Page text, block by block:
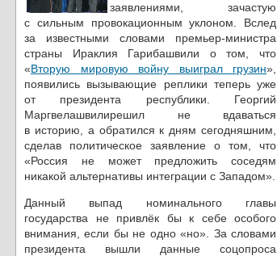
заявлениями, зачастую
с сильным провокационным уклоном. Вслед
за известными словами премьер-министра
страны Ираклия Гарибашвили о том, что
«Вторую мировую войну выиграл грузин»,
появились вызывающие реплики теперь уже
от президента республики. Георгий
Маргвелашвилирешил не вдаваться
в историю, а обратился к дням сегодняшним,
сделав политическое заявление о том, что
«Россия не может предложить соседям
никакой альтернативы интеграции с Западом».
Данный выпад номинального главы
государства не привлёк бы к себе особого
внимания, если бы не одно «но». За словами
президента вышли данные соцопроса